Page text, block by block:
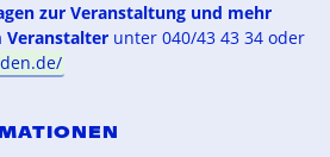
zur Veranstaltung und mehr
Veranstalter unter 040/43 43 34 oder